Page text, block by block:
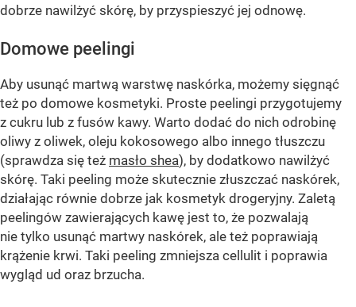
dobrze nawilżyć skórę, by przyspieszyć jej odnowę.
Domowe peelingi
Aby usunąć martwą warstwę naskórka, możemy sięgnąć
też po domowe kosmetyki. Proste peelingi przygotujemy
z cukru lub z fusów kawy. Warto dodać do nich odrobinę
oliwy z oliwek, oleju kokosowego albo innego tłuszczu
(sprawdza się też masło shea), by dodatkowo nawilżyć
skórę. Taki peeling może skutecznie złuszczać naskórek,
działając równie dobrze jak kosmetyk drogeryjny. Zaletą
peelingów zawierających kawę jest to, że pozwalają
nie tylko usunąć martwy naskórek, ale też poprawiają
krążenie krwi. Taki peeling zmniejsza cellulit i poprawia
wygląd ud oraz brzucha.